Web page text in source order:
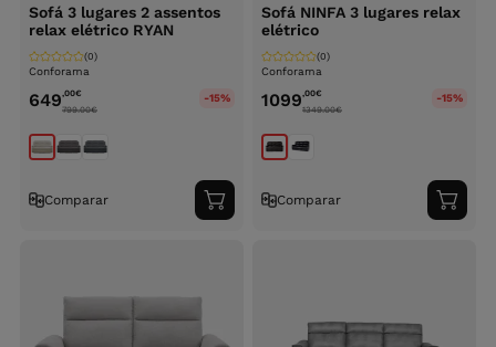
Sofá 3 lugares 2 assentos
relax elétrico RYAN
Conforama
(0)
649,00€
799.00€
-15%
Comparar
Adicionar
ao
Sofá NINFA 3 lugares relax
elétrico
Conforama
(0)
1099,00€
1349.00€
-15%
Comparar
ao